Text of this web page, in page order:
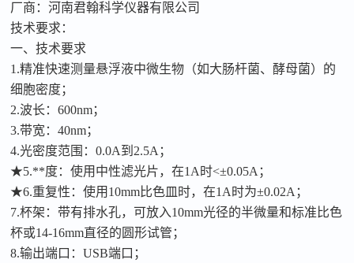
厂商：河南君翰科学仪器有限公司
技术要求：
一、技术要求
1.精准快速测量悬浮液中微生物（如大肠杆菌、酵母菌）的
细胞密度；
2.波长：600nm；
3.带宽：40nm；
4.光密度范围：0.0A到2.5A；
★5.**度：使用中性滤光片，在1A时<±0.05A；
★6.重复性：使用10mm比色皿时，在1A时为±0.02A；
7.杯架：带有排水孔，可放入10mm光径的半微量和标准比色
杯或14-16mm直径的圆形试管；
8.输出端口：USB端口；